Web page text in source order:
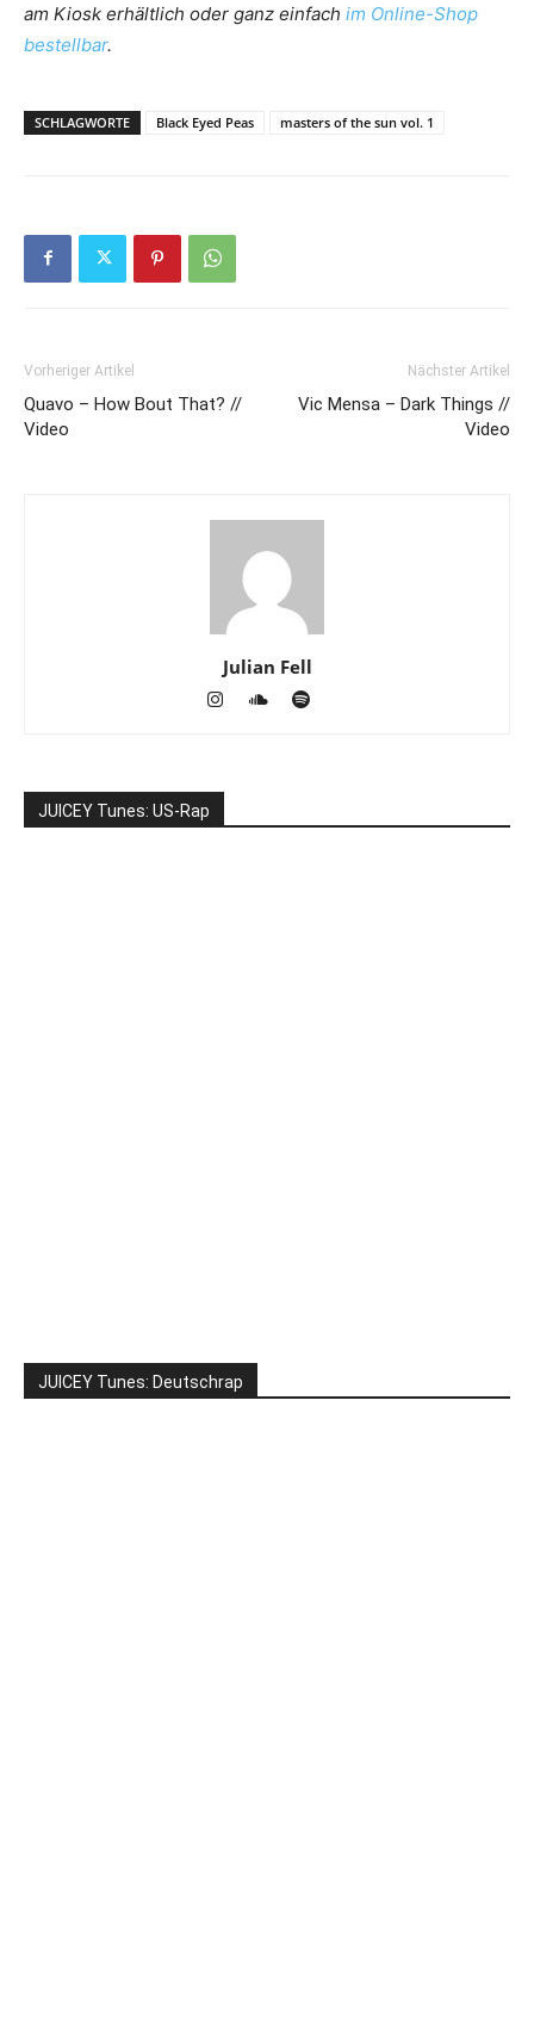
am Kiosk erhältlich oder ganz einfach im Online-Shop
bestellbar.
SCHLAGWORTE Black Eyed Peas masters of the sun vol. 1
Vorheriger Artikel
Quavo – How Bout That? //
Video
Nächster Artikel
Vic Mensa – Dark Things //
Video
Julian Fell
JUICEY Tunes: US-Rap
JUICEY Tunes: Deutschrap